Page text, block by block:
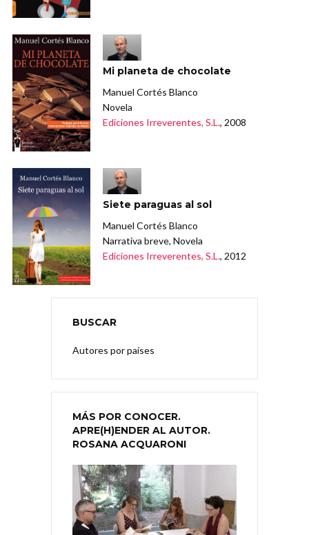
Mi planeta de chocolate
Manuel Cortés Blanco
Novela
Ediciones Irreverentes, S.L., 2008
Siete paraguas al sol
Manuel Cortés Blanco
Narrativa breve, Novela
Ediciones Irreverentes, S.L., 2012
BUSCAR
Autores por países
MÁS POR CONOCER.
APRE(H)ENDER AL AUTOR.
ROSANA ACQUARONI